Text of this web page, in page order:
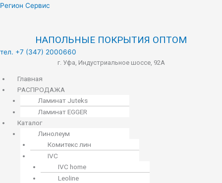
Регион Сервис
НАПОЛЬНЫЕ ПОКРЫТИЯ ОПТОМ
тел. +7 (347) 2000660
г. Уфа, Индустриальное шоссе, 92А
Меню
Главная
РАСПРОДАЖА
Ламинат Juteks
Ламинат EGGER
Каталог
Линолеум
Комитекс лин
IVC
IVC home
Leoline